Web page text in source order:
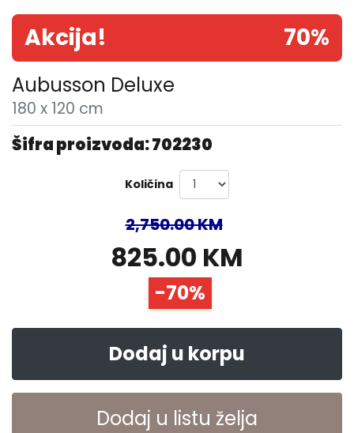
Akcija! 70%
Aubusson Deluxe
180 x 120 cm
Šifra proizvoda: 702230
Količina
2,750.00 KM
825.00 KM
-70%
Dodaj u korpu
Dodaj u listu želja